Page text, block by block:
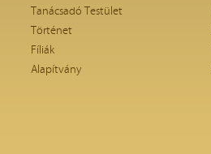
Tanácsadó Testület
Történet
Fíliák
Alapítvány